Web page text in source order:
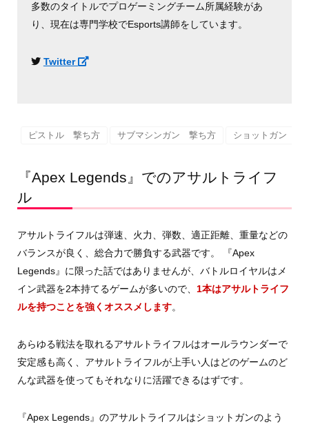
多数のタイトルでプロゲーミングチーム所属経験があ
り、現在は専門学校でEsports講師をしています。
Twitter
ピストル 撃ち方 サブマシンガン 撃ち方 ショットガン 撃
『Apex Legends』でのアサルトライフ
ル
アサルトライフルは弾速、火力、弾数、適正距離、重量などの
バランスが良く、総合力で勝負する武器です。 『Apex
Legends』に限った話ではありませんが、バトルロイヤルはメ
イン武器を2本持てるゲームが多いので、 1本はアサルトライフ
ルを持つことを強くオススメします。
あらゆる戦法を取れるアサルトライフルはオールラウンダーで
安定感も高く、アサルトライフルが上手い人はどのゲームのど
んな武器を使ってもそれなりに活躍できるはずです。
『Apex Legends』のアサルトライフルはショットガンのよう